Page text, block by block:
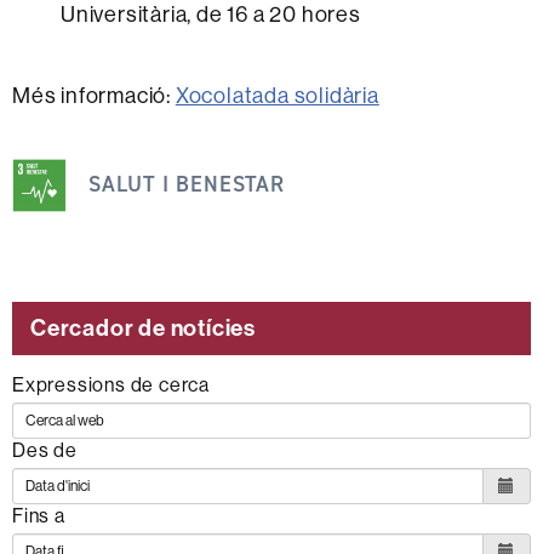
Universitària, de 16 a 20 hores
Més informació: Xocolatada solidària
notícia
s'emmarca
següents
ODS
SALUT I BENESTAR
Cercador de notícies
Expressions de cerca
Des de
Fins a